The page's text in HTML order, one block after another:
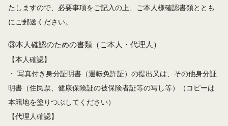
たしますので、必要事項をご記入の上、ご本人様確認書類ととも
にご郵送ください。
③本人確認のための書類（ご本人・代理人）
【本人確認】
・ 写真付き身分証明書（運転免許証）の提出又は、その他身分証
明書（住民票、健康保険証の被保険者証等の写し等）（コピーは
本籍地を塗りつぶしてください）
【代理人確認】